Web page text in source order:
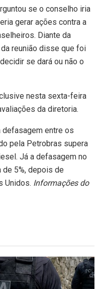
se o conselho iria
gerar ações contra a
Diante da
reunião disse que foi
se dará ou não o
nesta sexta-feira
da diretoria.
defasagem entre os
pela Petrobras supera
Já a defasagem no
de 5%, depois de
Unidos. Informações do